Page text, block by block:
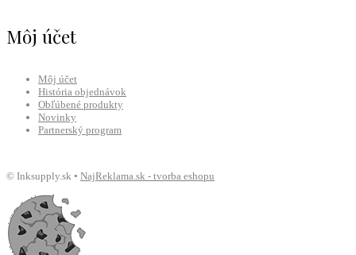
Môj účet
Môj účet
História objednávok
Obľúbené produkty
Novinky
Partnerský program
© Inksupply.sk • NajReklama.sk - tvorba eshopu